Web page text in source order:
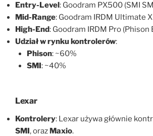
Entry-Level: Goodram PX500 (SMI
Mid-Range: Goodram IRDM Ultimate
High-End: Goodram IRDM Pro (Phison
Udział w rynku kontrolerów:
Phison: ~60%
SMI: ~40%
Lexar
Kontrolery: Lexar używa głównie
SMI, oraz Maxio.